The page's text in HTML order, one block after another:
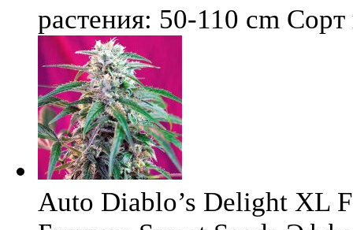
растения: 50-110 cm
Auto Diablo’s Delight XL